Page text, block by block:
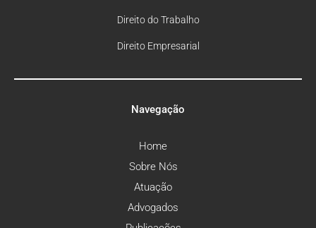
Navegação
Home
Sobre Nós
Atuação
Advogados
Direito do Trabalho
Direito Empresarial